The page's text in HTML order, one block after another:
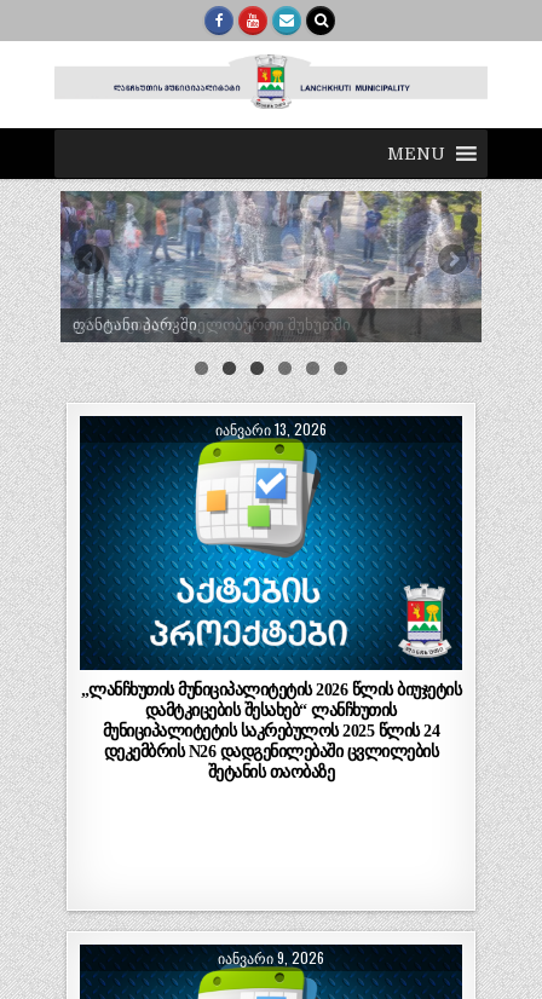
MENU
ტრადიციული ლელობურთი შუხუთში
ᲘᲐᲜᲕᲐᲠᲘ 13, 2026
„ლანჩხუთის მუნიციპალიტეტის 2026 წლის ბიუჯეტის
დამტკიცების შესახებ“ ლანჩხუთის
მუნიციპალიტეტის საკრებულოს 2025 წლის 24
დეკემბრის N26 დადგენილებაში ცვლილების
შეტანის თაობაზე
ᲘᲐᲜᲕᲐᲠᲘ 9, 2026